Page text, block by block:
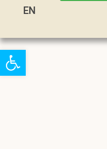
EN